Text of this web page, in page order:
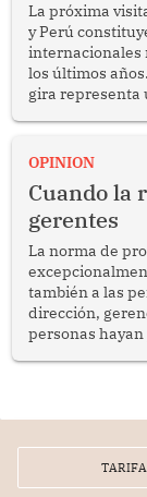
La próxima
y Perú
internacionales
los últimos
gira representa
enfrenta
OPINION
Cuando la
gerentes
La norma de
también a las
dirección,
personas
por la frustrada